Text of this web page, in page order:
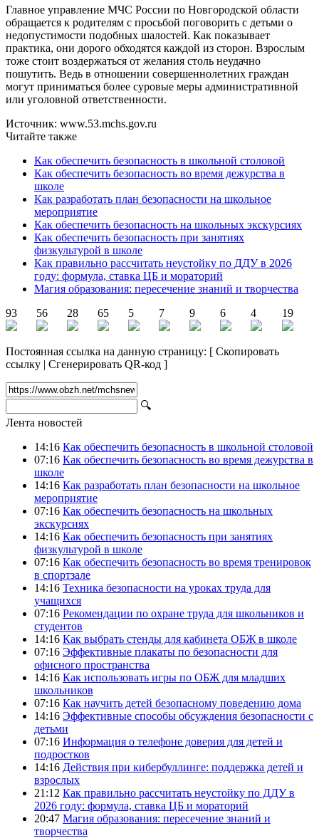
Главное управление МЧС России по Новгородской области
обращается к родителям с просьбой поговорить с детьми о
недопустимости подобных шалостей. Как показывает
практика, они дорого обходятся каждой из сторон. Взрослым
тоже стоит воздержаться от желания столь неудачно
пошутить. Ведь в отношении совершеннолетних граждан
могут приниматься более суровые меры административной
или уголовной ответственности.
Источник: www.53.mchs.gov.ru
Читайте также
Как обеспечить безопасность в школьной столовой
Как обеспечить безопасность во время дежурства в
школе
Как разработать план безопасности на школьное
мероприятие
Как обеспечить безопасность на школьных экскурсиях
Как обеспечить безопасность при занятиях
физкультурой в школе
Как правильно рассчитать неустойку по ДДУ в 2026
году: формула, ставка ЦБ и мораторий
Магия образования: пересечение знаний и творчества
93
56 28 65 5 7 9 6 4 19
Постоянная ссылка на данную страницу: [ Скопировать
ссылку | Сгенерировать QR-код ]
🔍
Лента новостей
14:16 Как обеспечить безопасность в школьной столовой
07:16 Как обеспечить безопасность во время дежурства в
школе
14:16 Как разработать план безопасности на школьное
мероприятие
07:16 Как обеспечить безопасность на школьных
экскурсиях
14:16 Как обеспечить безопасность при занятиях
физкультурой в школе
07:16 Как обеспечить безопасность во время тренировок
в спортзале
14:16 Техника безопасности на уроках труда для
учащихся
07:16 Рекомендации по охране труда для школьников и
студентов
14:16 Как выбрать стенды для кабинета ОБЖ в школе
07:16 Эффективные плакаты по безопасности для
офисного пространства
14:16 Как использовать игры по ОБЖ для младших
школьников
07:16 Как научить детей безопасному поведению дома
14:16 Эффективные способы обсуждения безопасности с
детьми
07:16 Информация о телефоне доверия для детей и
подростков
14:16 Действия при кибербуллинге: поддержка детей и
взрослых
21:12 Как правильно рассчитать неустойку по ДДУ в
2026 году: формула, ставка ЦБ и мораторий
20:47 Магия образования: пересечение знаний и
творчества